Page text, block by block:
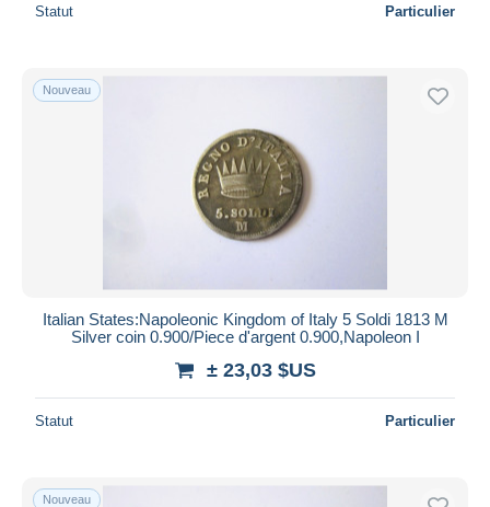
Statut Particulier
Nouveau
Italian States:Napoleonic Kingdom of Italy 5 Soldi 1813 M
Silver coin 0.900/Piece d'argent 0.900,Napoleon I
± 23,03 $US
Statut Particulier
Nouveau